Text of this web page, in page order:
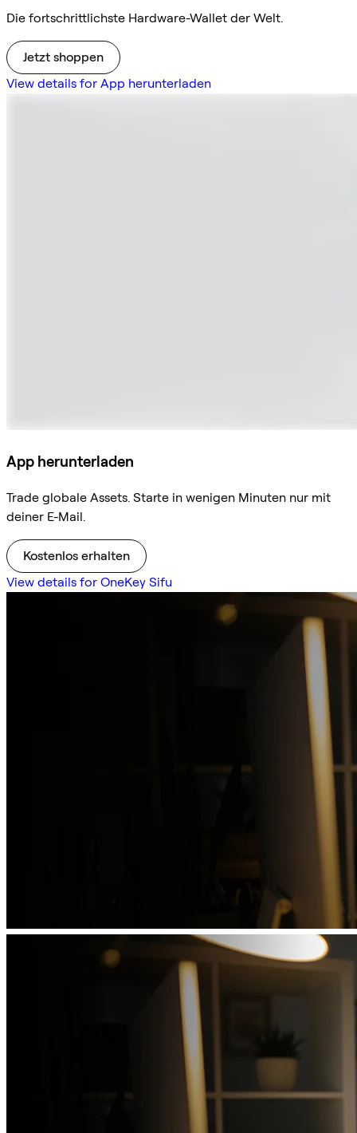
Die fortschrittlichste Hardware-Wallet der Welt.
Jetzt shoppen
View details for App herunterladen
App herunterladen
Trade globale Assets. Starte in wenigen Minuten nur mit
deiner E-Mail.
Kostenlos erhalten
View details for OneKey Sifu